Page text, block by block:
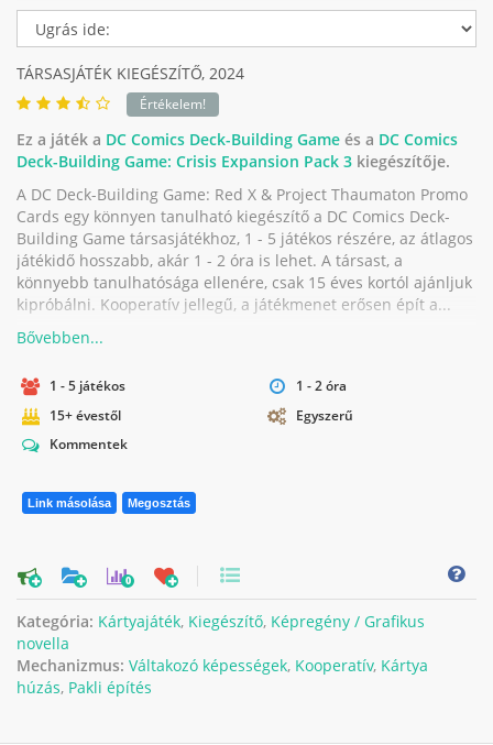
TÁRSASJÁTÉK KIEGÉSZÍTŐ, 2024
Értékelem!
Ez a játék a DC Comics Deck-Building Game és a DC Comics
Deck-Building Game: Crisis Expansion Pack 3 kiegészítője.
A DC Deck-Building Game: Red X & Project Thaumaton Promo
Cards egy könnyen tanulható kiegészítő a DC Comics Deck-
Building Game társasjátékhoz, 1 - 5 játékos részére, az átlagos
játékidő hosszabb, akár 1 - 2 óra is lehet. A társast, a
könnyebb tanulhatósága ellenére, csak 15 éves kortól ajánljuk
kipróbálni. Kooperatív jellegű, a játékmenet erősen épít a...
1 - 5 játékos
1 - 2 óra
15+ évestől
Egyszerű
Kommentek
Link másolása Megosztás
0
Kategória: Kártyajáték, Kiegészítő, Képregény / Grafikus
novella
Mechanizmus: Váltakozó képességek, Kooperatív, Kártya
húzás, Pakli építés